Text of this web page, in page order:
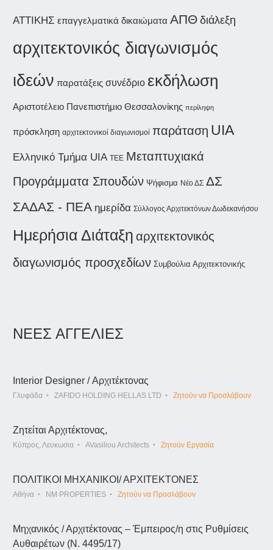
ΑΤΤΙΚΗΣ επαγγελματικά δικαιώματα ΑΠΘ διάλεξη
αρχιτεκτονικός διαγωνισμός
ιδεών παρατάξεις συνέδριο εκδήλωση
Αριστοτέλειο Πανεπιστήμιο Θεσσαλονίκης περίληψη
πρόσκληση αρχιτεκτονικοί διαγωνισμοί παράταση UIA
Ελληνικό Τμήμα UIA ΤΕΕ Μεταπτυχιακά
Προγράμματα Σπουδών Ψήφισμα Νέο ΔΣ ΔΣ
ΣΑΔΑΣ - ΠΕΑ ημερίδα Σύλλογος Αρχιτεκτόνων Δωδεκανήσου
Ημερήσια Διάταξη αρχιτεκτονικός
διαγωνισμός προσχεδίων Συμβούλια Αρχιτεκτονικής
ΝΕΕΣ ΑΓΓΕΛΙΕΣ
Interior Designer / Αρχιτέκτονας
Γλυφάδα ZAFIDO HOLDING HELLAS LTD Ζητούν να Προσλάβουν
Ζητείται Αρχιτέκτονας,
Κύπρος, Λευκωσια AVasiliou Architects Ζητούν Εργασία
ΠΟΛΙΤΙΚΟΙ ΜΗΧΑΝΙΚΟΙ/ ΑΡΧΙΤΕΚΤΟΝΕΣ
Αθήνα NM PROPERTIES Ζητούν να Προσλάβουν
Μηχανικός / Αρχιτέκτονας – Έμπειρος/η στις Ρυθμίσεις
Αυθαιρέτων (Ν. 4495/17)